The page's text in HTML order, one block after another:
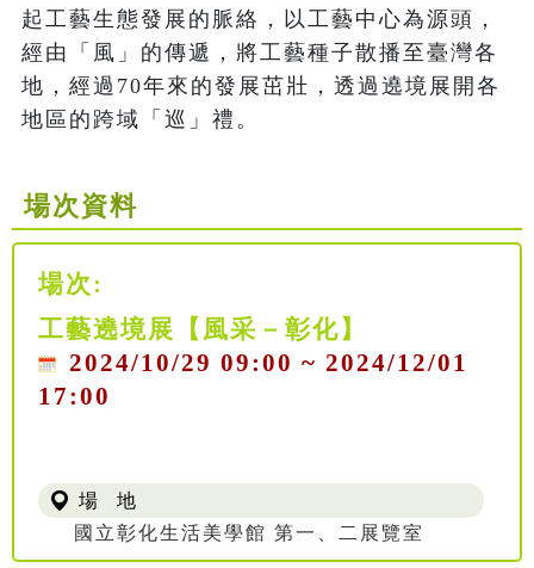
起工藝生態發展的脈絡，以工藝中心為源頭，
經由「風」的傳遞，將工藝種子散播至臺灣各
地，經過70年來的發展茁壯，透過遶境展開各
地區的跨域「巡」禮。
場次資料
場次:
工藝遶境展【風采－彰化】
2024/10/29 09:00 ~ 2024/12/01
17:00
場 地
國立彰化生活美學館 第一、二展覽室